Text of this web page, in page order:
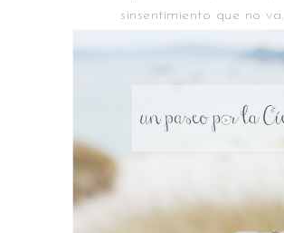
sinsentimiento que no va.